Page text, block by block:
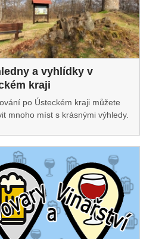
a vyhlídky v
kraji
po Ústeckém kraji můžete
mnoho míst s krásnými výhledy.